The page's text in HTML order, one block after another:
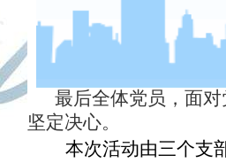
最后全体党员，面
坚定决心。
本次活动由三个支